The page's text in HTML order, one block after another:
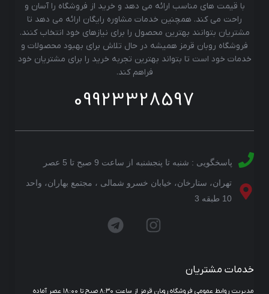
با قیمت های مناسب ارائه می دهد و خرید از فروشگاه را آسان و
راحت می کند. همچنین خدمات مشاوره رایگان ارائه می دهد تا
مشتریان بتوانند بهترین محصول را برای نیازهای خود انتخاب کنند.
فروشگاه روبان قرمز همیشه در حال تلاش برای بهبود محصولات و
خدمات خود است تا بتواند بهترین تجربه خرید را برای مشتریان خود
فراهم کند.
09923328597
پاسخگویی : شنبه تا پنجشنبه از ساعت 9 صبح تا 5 عصر
تهران، ستارخان، خیابان خسرو شمالی ، مجتمع بهاران، واحد
10 طبقه 3
خدمات مشتریان
مدیریت روابط عمومی فروشگاه روبان قرمز از ساعت ۸:۳۰ صبح تا ۱۸:۰۰ عصر آماده